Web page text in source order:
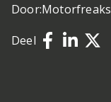
Door:Motorfreaks
Deel